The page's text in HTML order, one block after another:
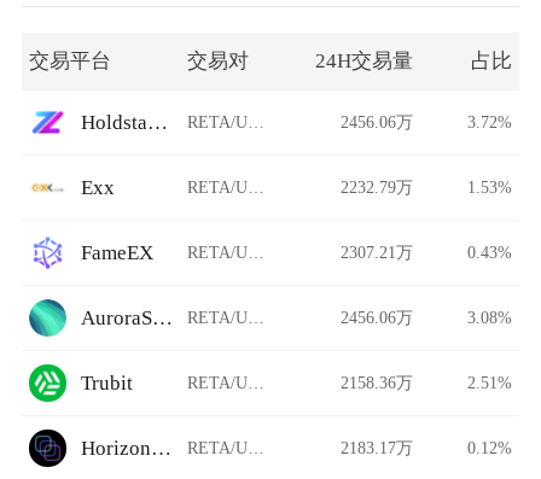
交易平台 交易对 24H交易量 占比
Holdstation DeFutures RETA/USDT 2456.06万 3.72%
Exx RETA/USDT 2232.79万 1.53%
FameEX RETA/USDT 2307.21万 0.43%
AuroraSwap RETA/USDT 2456.06万 3.08%
Trubit RETA/USDT 2158.36万 2.51%
HorizonDEX RETA/USDT 2183.17万 0.12%